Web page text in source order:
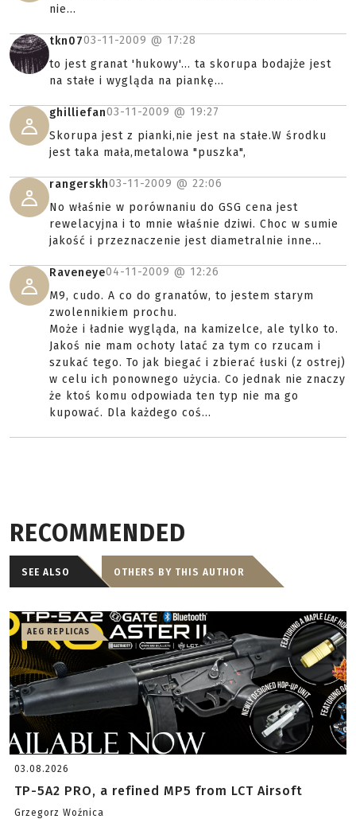
nie...
tkn0703-11-2009 @ 17:28
to jest granat 'hukowy'... ta skorupa bodajże jest
na stałe i wygląda na piankę...
ghilliefan03-11-2009 @ 19:27
Skorupa jest z pianki,nie jest na stałe.W środku
jest taka mała,metalowa "puszka",
rangerskh03-11-2009 @ 22:06
No właśnie w porównaniu do GSG cena jest
rewelacyjna i to mnie właśnie dziwi. Choc w sumie
jakość i przeznaczenie jest diametralnie inne...
Raveneye04-11-2009 @ 12:26
M9, cudo. A co do granatów, to jestem starym
zwolennikiem prochu.
Może i ładnie wygląda, na kamizelce, ale tylko to.
Jakoś nie mam ochoty latać za tym co rzucam i
szukać tego. To jak biegać i zbierać łuski (z ostrej)
w celu ich ponownego użycia. Co jednak nie znaczy
że ktoś komu odpowiada ten typ nie ma go
kupować. Dla każdego coś...
RECOMMENDED
SEE ALSO OTHERS BY THIS AUTHOR
AEG REPLICAS
03.08.2026
TP-5A2 PRO, a refined MP5 from LCT Airsoft
Grzegorz Woźnica